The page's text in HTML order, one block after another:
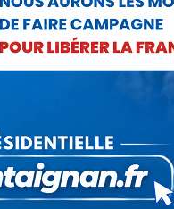
SUIVANT
en direct de
de la police
scientifique